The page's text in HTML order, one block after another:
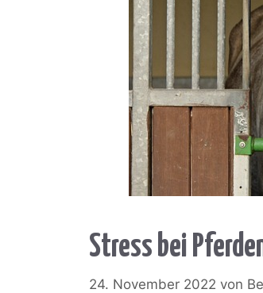
Stress bei
24. November 2022 von